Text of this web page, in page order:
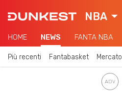
NBA
HOME NEWS FANTA NBA
Più recenti Fantabasket Mercato